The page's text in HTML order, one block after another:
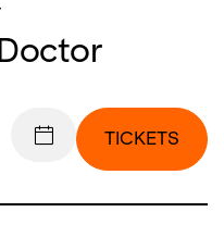
TICKETS